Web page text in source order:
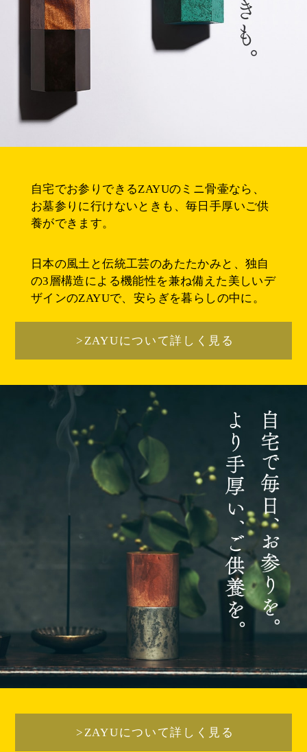
自宅でお参りできるZAYUのミニ骨壷なら、
お墓参りに行けないときも、毎日手厚いご供
養ができます。
日本の風土と伝統工芸のあたたかみと、独自
の3層構造による機能性を兼ね備えた美しいデ
ザインのZAYUで、安らぎを暮らしの中に。
>ZAYUについて詳しく見る
>ZAYUについて詳しく見る